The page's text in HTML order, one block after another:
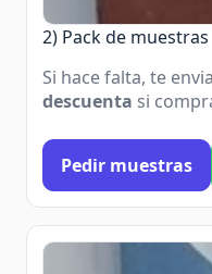
2) Pack de muestras
Si hace falta, te
descuenta si
Pedir muestras